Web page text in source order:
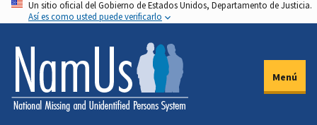
Pasar
al
contenido
principal
Un sitio oficial del Gobierno de Estados Unidos, Departamento de Justicia.
Así es como usted puede verificarlo
Menú